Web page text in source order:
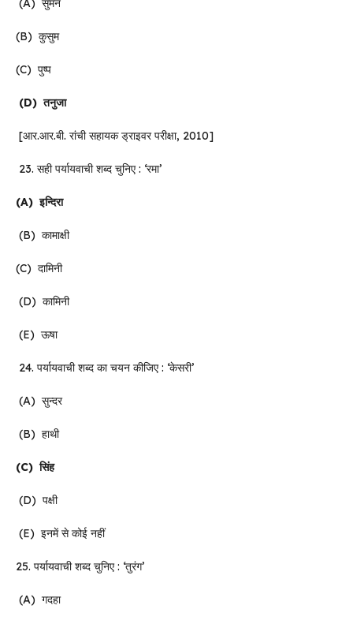
(A) सुमन
(B) कुसुम
(C) पुष्प
(D)तनुजा
[आर.आर.बी. रांची सहायक ड्राइवर परीक्षा, 2010]
23. सही पर्यायवाची शब्द चुनिए : ‘रमा’
(A)इन्दिरा
(B) कामाक्षी
(C) दामिनी
(D) कामिनी
(E) ऊषा
24. पर्यायवाची शब्द का चयन कीजिए : ‘केसरी’
(A) सुन्दर
(B) हाथी
(C)सिंह
(D) पक्षी
(E) इनमें से कोई नहीं
25. पर्यायवाची शब्द चुनिए : ‘तुरंग’
(A) गदहा